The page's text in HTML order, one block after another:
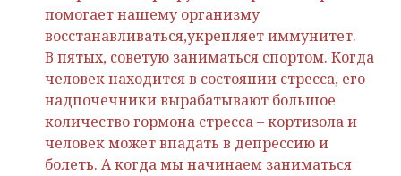
помогает нашему организму
восстанавливаться,укрепляет иммунитет.
В пятых, советую заниматься спортом. Когда
человек находится в состоянии стресса, его
надпочечники вырабатывают большое
количество гормона стресса – кортизола и
человек может впадать в депрессию и
болеть. А когда мы начинаем заниматься